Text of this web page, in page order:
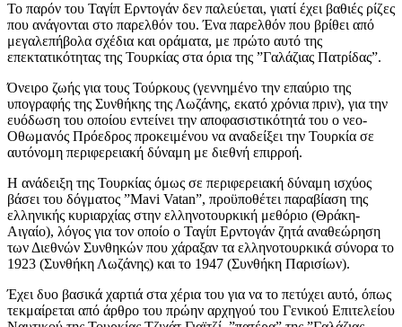
Το παρόν του Ταγίπ Ερντογάν δεν παλεύεται, γιατί έχει βαθιές ρίζες
που ανάγονται στο παρελθόν του. Ένα παρελθόν που βρίθει από
μεγαλεπήβολα σχέδια και οράματα, με πρώτο αυτό της
επεκτατικότητας της Τουρκίας στα όρια της ”Γαλάζιας Πατρίδας”.
Όνειρο ζωής για τους Τούρκους (γεννημένο την επαύριο της
υπογραφής της Συνθήκης της Λωζάνης, εκατό χρόνια πριν), για την
ευόδωση του οποίου εντείνει την αποφασιστικότητά του ο νεο-
Οθωμανός Πρόεδρος προκειμένου να αναδείξει την Τουρκία σε
αυτόνομη περιφερειακή δύναμη με διεθνή επιρροή.
Η ανάδειξη της Τουρκίας όμως σε περιφερειακή δύναμη ισχύος
βάσει του δόγματος ”Mavi Vatan”, προϋποθέτει παραβίαση της
ελληνικής κυριαρχίας στην ελληνοτουρκική μεθόριο (Θράκη-
Αιγαίο), λόγος για τον οποίο ο Ταγίπ Ερντογάν ζητά αναθεώρηση
των Διεθνών Συνθηκών που χάραξαν τα ελληνοτουρκικά σύνορα το
1923 (Συνθήκη Λωζάνης) και το 1947 (Συνθήκη Παρισίων).
Έχει δυο βασικά χαρτιά στα χέρια του για να το πετύχει αυτό, όπως
τεκμαίρεται από άρθρο του πρώην αρχηγού του Γενικού Επιτελείου